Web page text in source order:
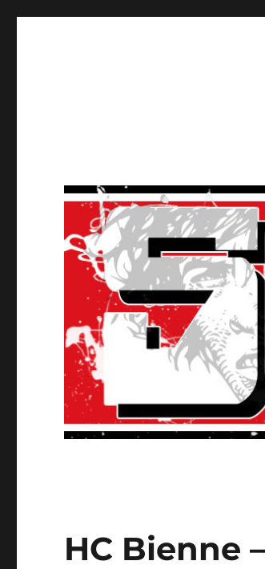
HC Bienne